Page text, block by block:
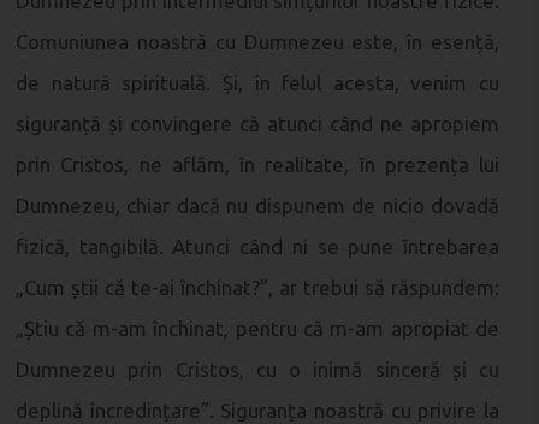
Comuniunea noastră cu Dumnezeu este, în esență,
de natură spirituală. Și, în felul acesta, venim cu
siguranță și convingere că atunci când ne apropiem
prin Cristos, ne aflăm, în realitate, în prezența lui
Dumnezeu, chiar dacă nu dispunem de nicio dovadă
fizică, tangibilă. Atunci când ni se pune întrebarea
„Cum știi că te-ai închinat?”, ar trebui să răspundem:
„Știu că m-am închinat, pentru că m-am apropiat de
Dumnezeu prin Cristos, cu o inimă sinceră și cu
deplină încredințare”. Siguranța noastră cu privire la